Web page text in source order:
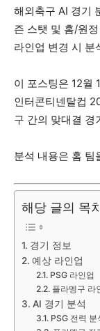
해외축구 AI 경기
즌 스탯 및 홈/원
라인업 변경 시 분
이 포스팅은 12월
인터콘티넨탈컵
구 간의 맞대결 경
분석 내용은 홈 팀
해당 글의 목
경기 정보
예상 라인업
PSG 라인업
플라멩구 라
AI 경기 분석
PSG 전력 분